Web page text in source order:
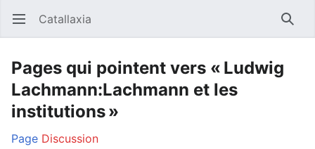
Ouvrir le menu principal Catallaxia
Pages qui pointent vers « Ludwig
Lachmann:Lachmann et les
institutions »
Page Discussion